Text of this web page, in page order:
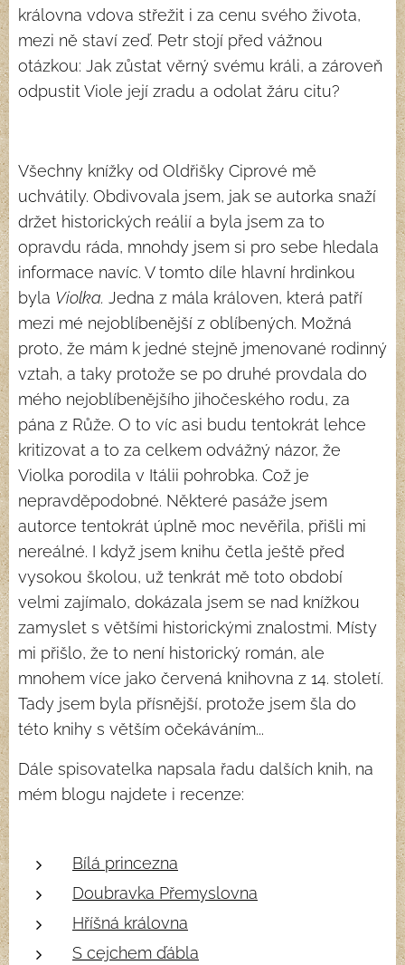
královna vdova střežit i za cenu svého života,
mezi ně staví zeď. Petr stojí před vážnou
otázkou: Jak zůstat věrný svému králi, a zároveň
odpustit Viole její zradu a odolat žáru citu?
Všechny knížky od Oldřišky Ciprové mě
uchvátily. Obdivovala jsem, jak se autorka snaží
držet historických reálií a byla jsem za to
opravdu ráda, mnohdy jsem si pro sebe hledala
informace navíc. V tomto díle hlavní hrdinkou
byla Violka. Jedna z mála královen, která patří
mezi mé nejoblíbenější z oblíbených. Možná
proto, že mám k jedné stejně jmenované rodinný
vztah, a taky protože se po druhé provdala do
mého nejoblíbenějšího jihočeského rodu, za
pána z Růže. O to víc asi budu tentokrát lehce
kritizovat a to za celkem odvážný názor, že
Violka porodila v Itálii pohrobka. Což je
nepravděpodobné. Některé pasáže jsem
autorce tentokrát úplně moc nevěřila, přišli mi
nereálné. I když jsem knihu četla ještě před
vysokou školou, už tenkrát mě toto období
velmi zajímalo, dokázala jsem se nad knížkou
zamyslet s většími historickými znalostmi. Místy
mi přišlo, že to není historický román, ale
mnohem více jako červená knihovna z 14. století.
Tady jsem byla přísnější, protože jsem šla do
této knihy s větším očekáváním...
Dále spisovatelka napsala řadu dalších knih, na
mém blogu najdete i recenze:
Bílá princezna
Doubravka Přemyslovna
Hříšná královna
S cejchem ďábla